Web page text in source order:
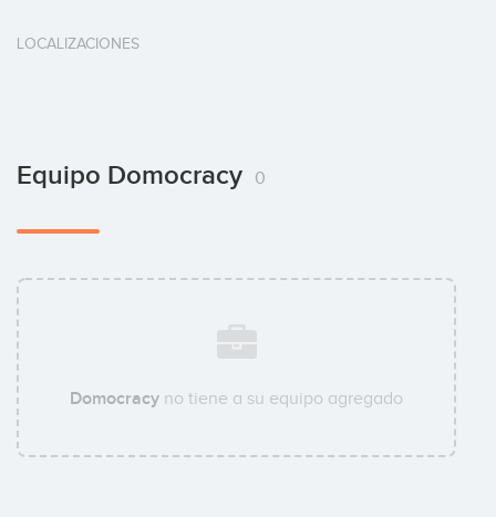
LOCALIZACIONES
Equipo Domocracy 0
Domocracy no tiene a su equipo agregado